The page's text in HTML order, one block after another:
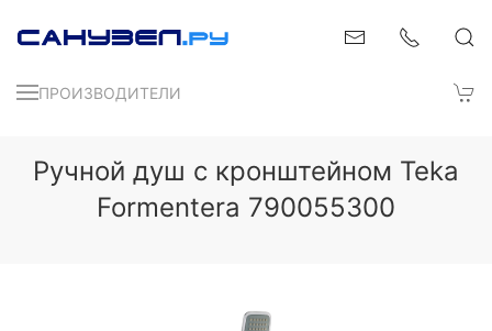
ПРОИЗВОДИТЕЛИ
Ручной душ с кронштейном Teka
Formentera 790055300